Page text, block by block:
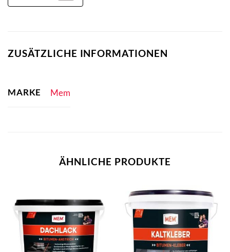
ZUSÄTZLICHE INFORMATIONEN
MARKE Mem
ÄHNLICHE PRODUKTE